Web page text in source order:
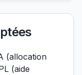
(allocation
(aide